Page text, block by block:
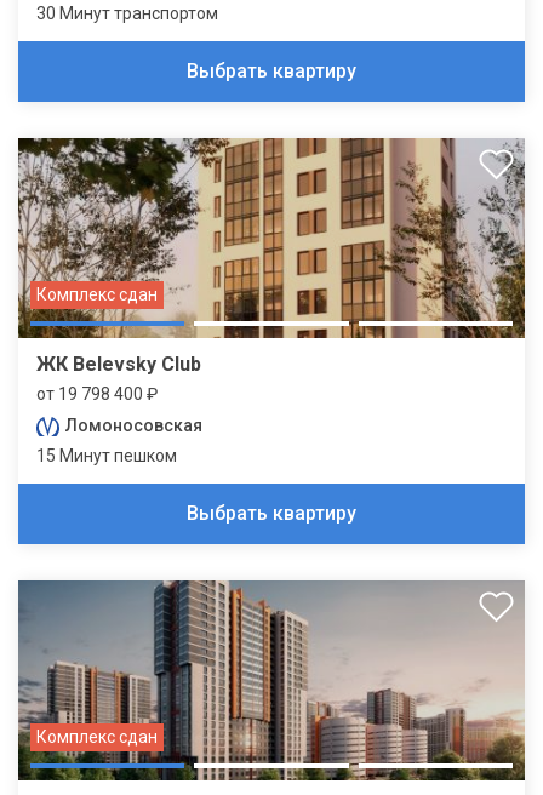
30 Минут транспортом
Выбрать квартиру
Комплекс сдан
ЖК Belevsky Club
от 19 798 400 ₽
Ломоносовская
15 Минут пешком
Выбрать квартиру
Комплекс сдан